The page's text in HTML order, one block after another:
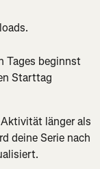
Tages beginnst
Starttag
länger als
deine Serie nach